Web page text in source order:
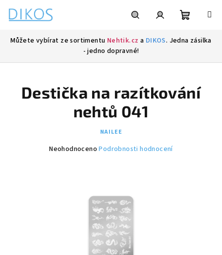
obsah
Můžete vybírat ze sortimentu Nehtik.cz a DIKOS. Jedna zásilka
- jedno dopravné!
Destička na razítkování
nehtů 041
NAILEE
Průměrné
Neohodnoceno Podrobnosti hodnocení